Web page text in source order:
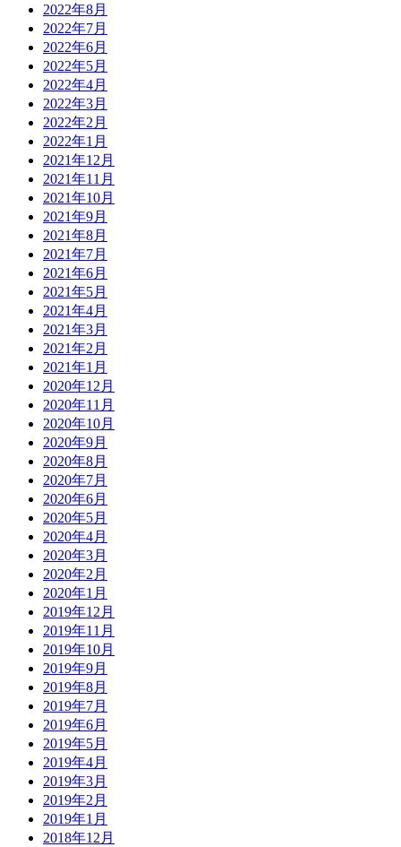
2022年8月
2022年7月
2022年6月
2022年5月
2022年4月
2022年3月
2022年2月
2022年1月
2021年12月
2021年11月
2021年10月
2021年9月
2021年8月
2021年7月
2021年6月
2021年5月
2021年4月
2021年3月
2021年2月
2021年1月
2020年12月
2020年11月
2020年10月
2020年9月
2020年8月
2020年7月
2020年6月
2020年5月
2020年4月
2020年3月
2020年2月
2020年1月
2019年12月
2019年11月
2019年10月
2019年9月
2019年8月
2019年7月
2019年6月
2019年5月
2019年4月
2019年3月
2019年2月
2019年1月
2018年12月